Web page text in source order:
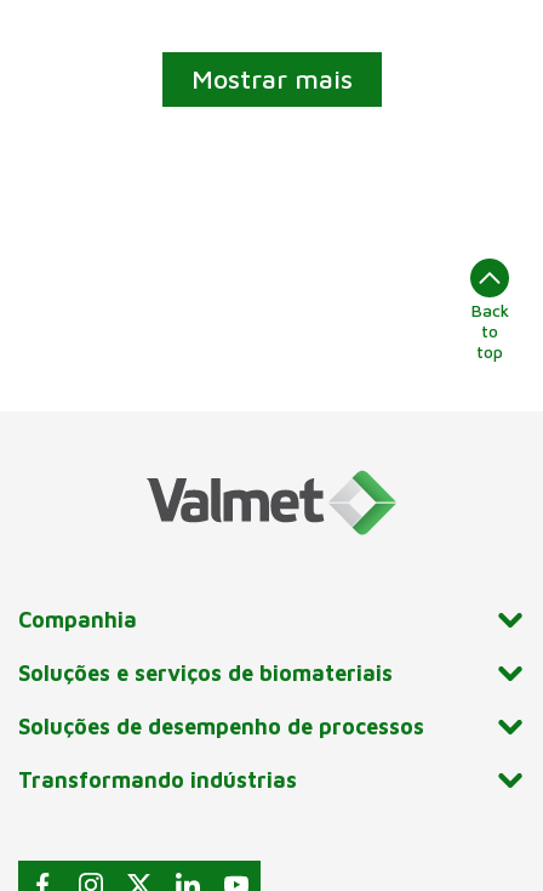
Mostrar mais
Back
to
top
Companhia
Soluções e serviços de biomateriais
Soluções de desempenho de processos
Transformando indústrias